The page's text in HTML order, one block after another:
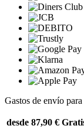
Gastos de envío para
desde 87,90 €